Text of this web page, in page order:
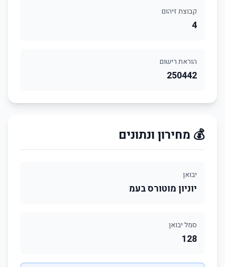
קבוצת זיהום
4
הוראת רישום
250442
💰 מחירון ונתונים
יבואן
יוניון מוטורס בעמ
סמל יבואן
128